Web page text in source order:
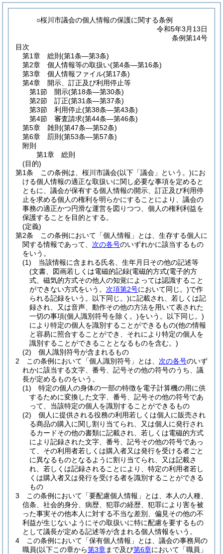
○桜川市議会の個人情報の保護に関する条例
令和5年3月13日
条例第14号
目次
第1章
総則 (第1条―第3条)
第2章
個人情報等の取扱い(第4条―第16条)
第3章
個人情報ファイル(第17条)
第4章
開示、訂正及び利用停止等
第1節
開示(第18条―第30条)
第2節
訂正(第31条―第37条)
第3節
利用停止(第38条―第43条)
第4節
審査請求(第44条―第46条)
第5章
雑則 (第47条―第52条)
第6章
罰則 (第53条―第57条)
附則
第1章
総則
(目的)
第1条
この条例は、桜川市議会(以下「議会」という。)にお
ける個人情報の適正な取扱いに関し必要な事項を定めると
ともに、議会が保有する個人情報の開示、訂正及び利用停
止を求める個人の権利を明らかにすることにより、議会の
事務の適正かつ円滑な運営を図りつつ、個人の権利利益を
保護することを目的とする。
(定義)
第2条
この条例において「個人情報」とは、生存する個人に
関する情報であって、 次の各号のいずれかに該当するもの
をいう。
(1)
当該情報に含まれる氏名、生年月日その他の記述等
(文書、図画若しくは電磁的記録(電磁的方式(電子的方
式、磁気的方式その他人の知覚によっては認識すること
ができない方式をいう。 次項第2号において同じ。)で作
られる記録をいう。以下同じ。)に記載され、若しくは記
録され、又は音声、動作その他の方法を用いて表された
一切の事項(個人識別符号を除く。)をいう。以下同じ。)
により特定の個人を識別することができるもの(他の情報
と容易に照合することができ、それにより特定の個人を
識別することができることとなるものを含む。)
(2)
個人識別符号が含まれるもの
2
この条例において「個人識別符号」とは、 次の各号のいず
れかに該当する文字、番号、記号その他の符号のうち、議
長が定めるものをいう。
(1)
特定の個人の身体の一部の特徴を電子計算機の用に供
するために変換した文字、番号、記号その他の符号であ
って、当該特定の個人を識別することができるもの
(2)
個人に提供される役務の利用若しくは個人に販売され
る商品の購入に関し割り当てられ、又は個人に発行され
るカードその他の書類に記載され、若しくは電磁的方式
により記録された文字、番号、記号その他の符号であっ
て、その利用者若しくは購入者又は発行を受ける者ごと
に異なるものとなるように割り当てられ、又は記載さ
れ、若しくは記録されることにより、特定の利用者若し
くは購入者又は発行を受ける者を識別することができる
もの
3
この条例において「要配慮個人情報」とは、本人の人種、
信条、社会的身分、病歴、犯罪の経歴、犯罪により害を被
った事実その他本人に対する不当な差別、偏見その他の不
利益が生じないようにその取扱いに特に配慮を要するもの
として議長が定める記述等が含まれる個人情報をいう。
4
この条例において「保有個人情報」とは、議会の事務局の
職員(以下この章から第3章まで及び第6章において「職員」